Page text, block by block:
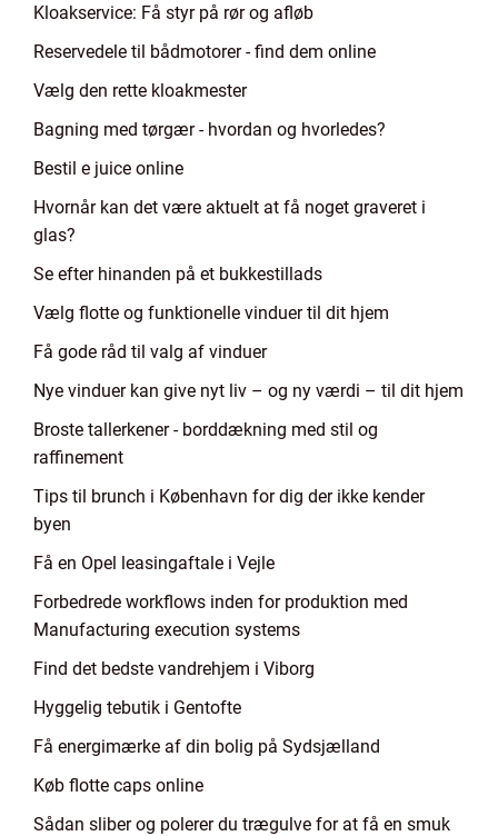
Kloakservice: Få styr på rør og afløb
Reservedele til bådmotorer - find dem online
Vælg den rette kloakmester
Bagning med tørgær - hvordan og hvorledes?
Bestil e juice online
Hvornår kan det være aktuelt at få noget graveret i
glas?
Se efter hinanden på et bukkestillads
Vælg flotte og funktionelle vinduer til dit hjem
Få gode råd til valg af vinduer
Nye vinduer kan give nyt liv – og ny værdi – til dit hjem
Broste tallerkener - borddækning med stil og
raffinement
Tips til brunch i København for dig der ikke kender
byen
Få en Opel leasingaftale i Vejle
Forbedrede workflows inden for produktion med
Manufacturing execution systems
Find det bedste vandrehjem i Viborg
Hyggelig tebutik i Gentofte
Få energimærke af din bolig på Sydsjælland
Køb flotte caps online
Sådan sliber og polerer du trægulve for at få en smuk